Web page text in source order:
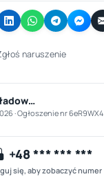
naruszenie
· Ogłoszenie nr 6eR9WX4
+48 *** *** ***
się, aby zobaczyć numer